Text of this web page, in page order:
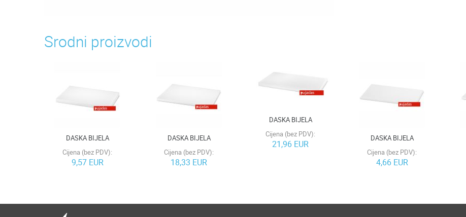
Srodni proizvodi
DASKA BIJELA
Cijena (bez PDV):
9,57 EUR
DASKA BIJELA
Cijena (bez PDV):
18,33 EUR
DASKA BIJELA
Cijena (bez PDV):
21,96 EUR
DASKA BIJELA
Cijena (bez PDV):
4,66 EUR